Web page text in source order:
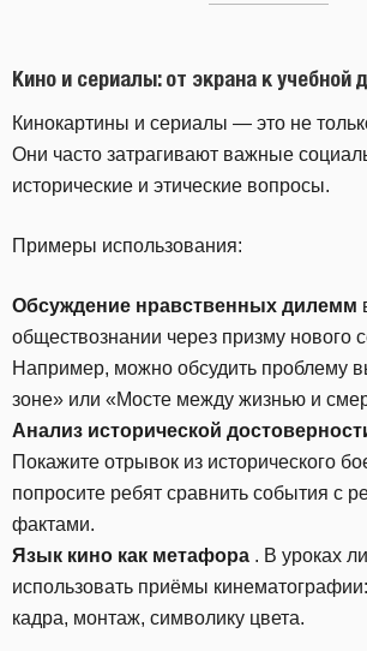
Кино и сериалы: от экрана к учебной
Кинокартины и сериалы — это не
Они часто затрагивают важные
исторические и этические вопросы.
Примеры использования:
Обсуждение нравственных дилемм
обществознании через призму нового
Например, можно обсудить проблему
зоне» или «Мосте между жизнью и
Анализ исторической
Покажите отрывок из исторического
попросите ребят сравнить события с
фактами.
Язык кино как метафора . В уроках
использовать приёмы
кадра, монтаж, символику цвета.